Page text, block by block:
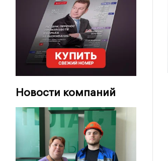
Новости компаний